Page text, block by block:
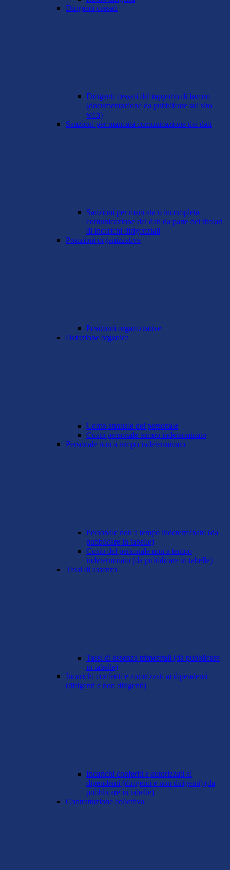
Dirigenti cessati
Dirigenti cessati dal rapporto di lavoro
(documentazione da pubblicare sul sito
web)
Sanzioni per mancata comunicazione dei dati
Sanzioni per mancata o incompleta
comunicazione dei dati da parte dei titolari
di incarichi dirigenziali
Posizioni organizzative
Posizioni organizzative
Dotazione organica
Conto annuale del personale
Costo personale tempo indeterminato
Personale non a tempo indeterminato
Personale non a tempo indeterminato (da
pubblicare in tabelle)
Costo del personale non a tempo
indeterminato (da pubblicare in tabelle)
Tassi di assenza
Tassi di assenza trimestrali (da pubblicare
in tabelle)
Incarichi conferiti e autorizzati ai dipendenti
(dirigenti e non dirigenti)
Incarichi conferiti e autorizzati ai
dipendenti (dirigenti e non dirigenti) (da
pubblicare in tabelle)
Contrattazione collettiva